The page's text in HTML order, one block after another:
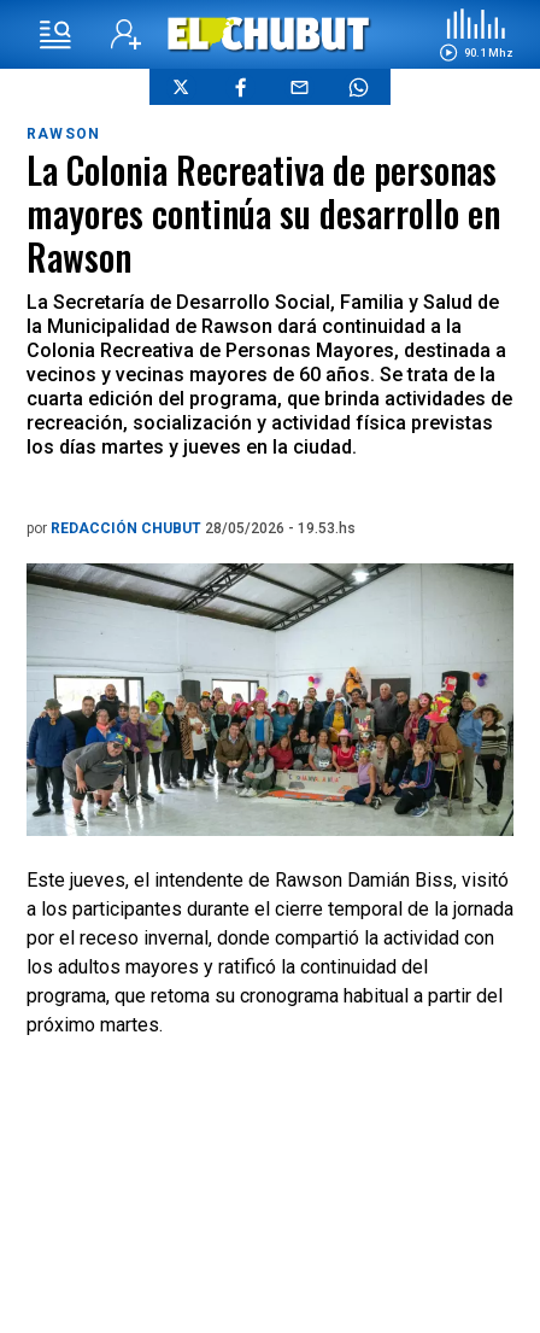
90.1 Mhz
RAWSON
La Colonia Recreativa de personas
mayores continúa su desarrollo en
Rawson
La Secretaría de Desarrollo Social, Familia y Salud de
la Municipalidad de Rawson dará continuidad a la
Colonia Recreativa de Personas Mayores, destinada a
vecinos y vecinas mayores de 60 años. Se trata de la
cuarta edición del programa, que brinda actividades de
recreación, socialización y actividad física previstas
los días martes y jueves en la ciudad.
por REDACCIÓN CHUBUT 28/05/2026 - 19.53.hs
Este jueves, el intendente de Rawson Damián Biss, visitó
a los participantes durante el cierre temporal de la jornada
por el receso invernal, donde compartió la actividad con
los adultos mayores y ratificó la continuidad del
programa, que retoma su cronograma habitual a partir del
próximo martes.